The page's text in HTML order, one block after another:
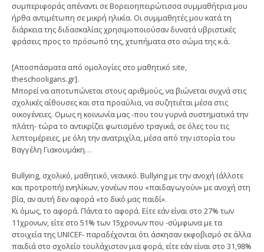
συμπεριφοράς απέναντι σε Βορειοηπειρώτισσα συμμαθήτρια μου
ήρθα αντιμέτωπη σε μικρή ηλικία. Οι συμμαθητές μου κατά τη
διάρκεια της διδασκαλίας χρησιμοποιούσαν δυνατά υβριστικές
φράσεις προς το πρόσωπό της, χτυπήματα στο σώμα της κ.ά.
[Αποσπάσματα από ομολογίες στο μαθητικό site,
theschooligans.gr].
Μπορεί να αποτυπώνεται στους αριθμούς, να βιώνεται συχνά στις
σχολικές αίθουσες και στα προαύλια, να συζητιέται μέσα στις
οικογένειες. Ομως η κοινωνία μας -που του γυρνά συστηματικά την
πλάτη- τώρα το αντικρίζει φωτισμένο τραγικά, σε όλες του τις
λεπτομέρειες, με όλη την ανατριχίλα, μέσα από την ιστορία του
Βαγγέλη Γιακουμάκη…
Bullying, σχολικό, μαθητικό, νεανικό. Bullying με την ανοχή (άλλοτε
και προτροπή) ενηλίκων, γονέων που «παιδαγωγούν» με ανοχή στη
βία, αν αυτή δεν αφορά «το δικό μας παιδί».
Κι όμως, το αφορά. Πάντα το αφορά. Είτε εάν είναι στο 27% των
11χρονων, είτε στο 51% των 15χρονων που -σύμφωνα με τα
στοιχεία της UNICEF- παραδέχονται ότι άσκησαν εκφοβισμό σε άλλα
παιδιά στο σχολείο τουλάχιστον μια φορά, είτε εάν είναι στο 31,98%